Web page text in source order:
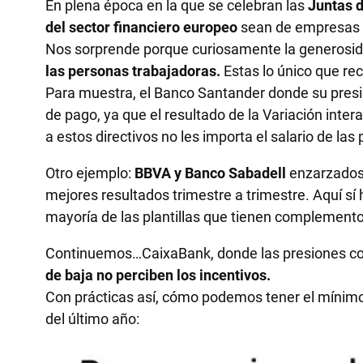
En plena época en la que se celebran lasJuntas
del sector financiero europeo sean de
Nos sorprende porque curiosamente la
las personas trabajadoras. Estas lo único que
Para muestra, el Banco Santander donde su
de pago, ya que el resultado de la Variación
a estos directivos no les importa el salario de las
Otro ejemplo: BBVA y Banco Sabadell
mejores resultados trimestre a trimestre. Aquí
mayoría de las plantillas que tienen
Continuemos…CaixaBank, donde las presiones
de baja no perciben los incentivos.
Con prácticas así, cómo podemos tener el
del último año: